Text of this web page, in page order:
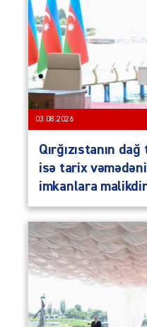
03.08.2026
Qırğızıstanın
isə tarix
imkanlara malikdir